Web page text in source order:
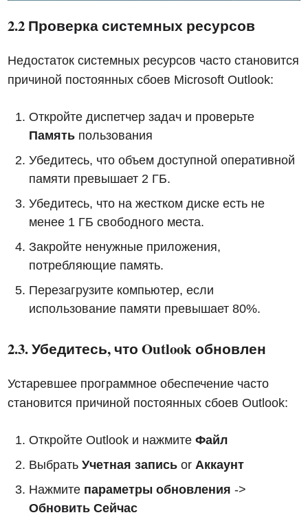
2.2 Проверка системных ресурсов
Недостаток системных ресурсов часто становится
причиной постоянных сбоев Microsoft Outlook:
Откройте диспетчер задач и проверьте
Память пользования
Убедитесь, что объем доступной оперативной
памяти превышает 2 ГБ.
Убедитесь, что на жестком диске есть не
менее 1 ГБ свободного места.
Закройте ненужные приложения,
потребляющие память.
Перезагрузите компьютер, если
использование памяти превышает 80%.
2.3. Убедитесь, что Outlook обновлен
Устаревшее программное обеспечение часто
становится причиной постоянных сбоев Outlook:
Откройте Outlook и нажмитеФайл
ВыбратьУчетная запись orАккаунт
Нажмите параметры обновления ->
Обновить Сейчас